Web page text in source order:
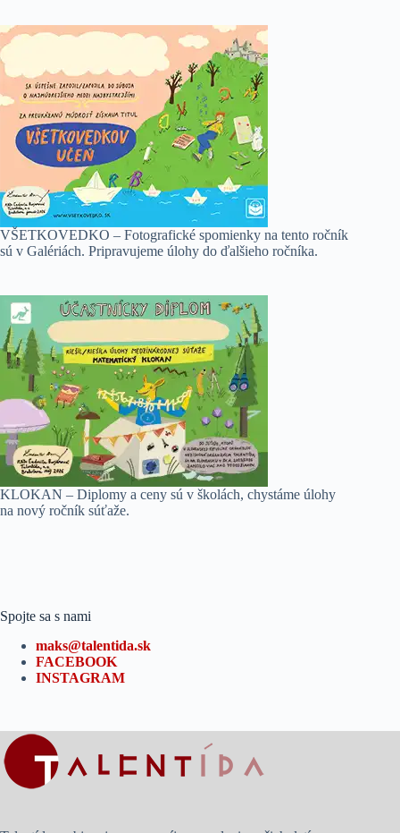
VŠETKOVEDKO – Fotografické spomienky na tento ročník
sú v Galériách. Pripravujeme úlohy do ďalšieho ročníka.
KLOKAN – Diplomy a ceny sú v školách, chystáme úlohy
na nový ročník súťaže.
Spojte sa s nami
maks@talentida.sk
FACEBOOK
INSTAGRAM